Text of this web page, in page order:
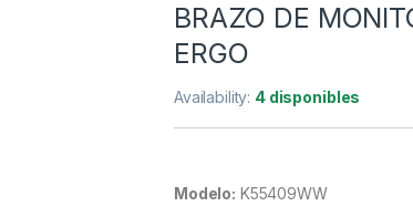
BRAZO DE
ERGO
Availability: 4 disponibles
Modelo: K55409WW